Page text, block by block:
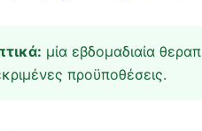
μία εβδομαδιαία
προϋποθέσεις.